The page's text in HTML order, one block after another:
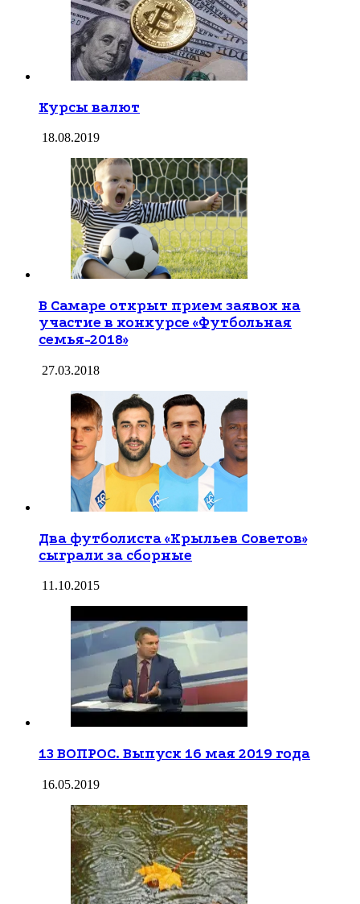
Курсы валют
18.08.2019
В Самаре открыт прием заявок на
участие в конкурсе «Футбольная
семья-2018»
27.03.2018
Два футболиста «Крыльев Советов»
сыграли за сборные
11.10.2015
13 ВОПРОС. Выпуск 16 мая 2019 года
16.05.2019